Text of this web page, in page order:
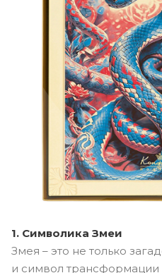
1. Символика Змеи
Змея – это не только
и символ трансформации